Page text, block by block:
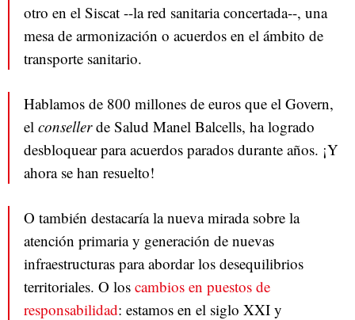
otro en el Siscat --la red sanitaria concertada--, una
mesa de armonización o acuerdos en el ámbito de
transporte sanitario.
Hablamos de 800 millones de euros que el Govern,
el consellerde Salud Manel Balcells, ha logrado
desbloquear para acuerdos parados durante años. ¡Y
ahora se han resuelto!
O también destacaría la nueva mirada sobre la
atención primaria y generación de nuevas
infraestructuras para abordar los desequilibrios
territoriales. O los cambios en puestos de
responsabilidad: estamos en el siglo XXI y